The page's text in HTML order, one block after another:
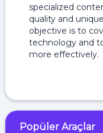
specialized
quality and
objective is to
technology and
more effectively.
Popüler Araçlar